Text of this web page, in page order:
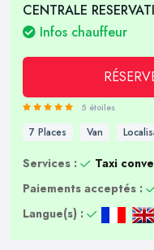
CENTRALE
Infos chauffeur
5 étoiles
7 Places Van
Services :
Taxi
Paiements acceptés :
Langue(s) :